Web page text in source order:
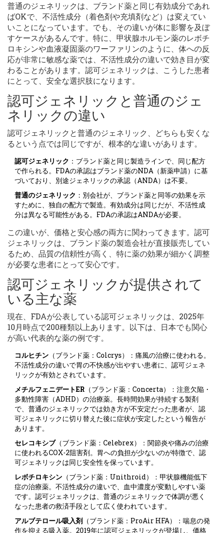
普通のジェネリックは、ブランド薬と同じ有効成分であれ
ばOKで、不活性成分（着色剤や充填剤など）は変えてい
いことになっています。でも、その違いが体に影響を及ぼ
すケースがあるんです。特に、甲状腺ホルモン薬のレボチ
ロキシンや血液凝固薬のワーファリンのように、体への反
応が非常に敏感な薬では、不活性成分の違いで効き目が変
わることがあります。認可ジェネリックは、こうした患者
にとって、安全な選択肢になります。
認可ジェネリックと普通のジェ
ネリックの違い
認可ジェネリックと普通のジェネリック、どちらも安くな
るという点では同じですが、根本的な違いがあります。
認可ジェネリック ：ブランド薬と同じ製造ラインで、同じ配方
で作られる。FDAの承認はブランド薬のNDA（新薬申請）に基
づいており、別途ジェネリックの承認（ANDA）は不要。
普通のジェネリック ：別会社が、ブランド薬と同等の効果を示
すために、独自の配方で製造。有効成分は同じだが、不活性成
分は異なる可能性がある。FDAの承認はANDAが必要。
この違いが、価格と安心感の両方に関わってきます。認可
ジェネリックは、ブランド薬の製造会社が直接販売してい
るため、品質の信頼性が高く、特に薬の効果が細かく調整
が必要な患者にとって安心です。
認可ジェネリックが提供されて
いる主な薬
現在、FDAが公表している認可ジェネリックは、2025年
10月時点で200種類以上あります。以下は、日本でも関心
が高い代表的な薬の例です。
コルヒチン （ブランド薬：Colcrys）：痛風の治療に使われる。
不活性成分の違いで胃の不快感が出やすい患者に、認可ジェネ
リックが有効とされています。
メチルフェニデートER （ブランド薬：Concerta）：注意欠陥・
多動性障害（ADHD）の治療薬。長時間効果が持続する製剤
で、普通のジェネリックでは効き方が不安定だった患者が、認
可ジェネリックに切り替えた後に症状が安定したという報告が
あります。
セレコキシブ（ブランド薬：Celebrex）：関節炎や痛みの治療
に使われるCOX-2阻害剤。胃への負担が少ないのが特徴で、認
可ジェネリックは同じ安全性を保っています。
レボチロキシン （ブランド薬：Unithroid）：甲状腺機能低下
症の治療薬。不活性成分の違いで、血中濃度が変動しやすい薬
です。認可ジェネリックは、普通のジェネリックで体調が悪く
なった患者の救済手段として広く使われています。
アルブテロール吸入剤 （ブランド薬：ProAir HFA）：喘息の発
作を抑える吸入薬。2019年に認可ジェネリックが登場し、価格